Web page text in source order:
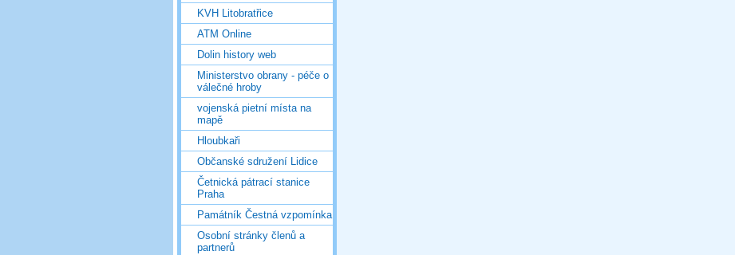
KVH Litobratřice
ATM Online
Dolin history web
Ministerstvo obrany - péče o
válečné hroby
vojenská pietní místa na
mapě
Hloubkaři
Občanské sdružení Lidice
Četnická pátrací stanice
Praha
Památník Čestná vzpomínka
Osobní stránky členů a
partnerů